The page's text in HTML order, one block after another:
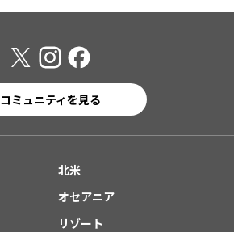
コミュニティを見る
北米
オセアニア
リゾート